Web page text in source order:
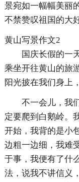
景宛如一幅幅美丽
不禁赞叹祖国的大
黄山写景作文2
国庆长假的一
乘坐开往黄山的旅
阳光披在我们身上
不一会儿，我
定要爬到白鹅岭。
开始，我背的是小
边粗一边细，我难
于事，我便有了什
法，说我不讲信义